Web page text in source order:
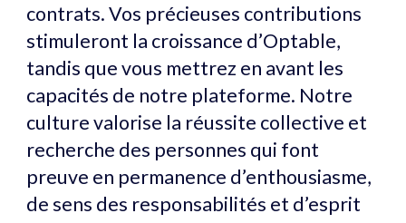
contrats. Vos précieuses contributions
stimuleront la croissance d’Optable,
tandis que vous mettrez en avant les
capacités de notre plateforme. Notre
culture valorise la réussite collective et
recherche des personnes qui font
preuve en permanence d’enthousiasme,
de sens des responsabilités et d’esprit